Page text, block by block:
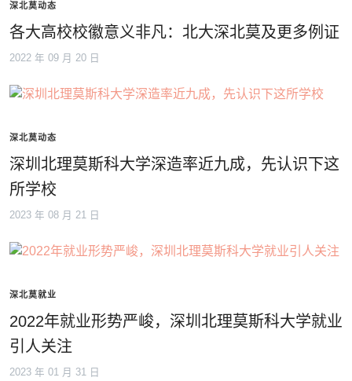
深北莫动态
各大高校校徽意义非凡：北大深北莫及更多例证
2022 年 09 月 20 日
深北莫动态
深圳北理莫斯科大学深造率近九成，先认识下这
所学校
2023 年 08 月 21 日
深北莫就业
2022年就业形势严峻，深圳北理莫斯科大学就业
引人关注
2023 年 01 月 31 日